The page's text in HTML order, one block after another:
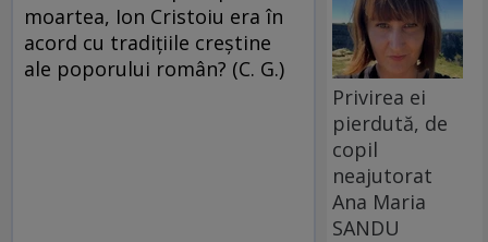
moartea, Ion Cristoiu era în
acord cu tradiţiile creştine
ale poporului român? (C. G.)
Privirea ei
pierdută, de
copil
neajutorat
Ana Maria
SANDU